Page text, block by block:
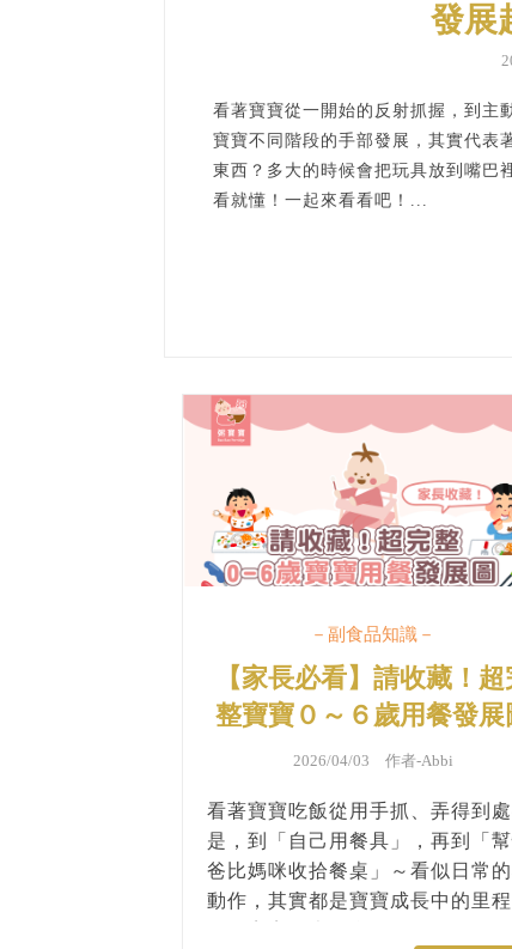
發展
看著寶寶從一開始的反射抓握，到主
寶寶不同階段的手部發展，其實代表
東西？多大的時候會把玩具放到嘴巴
看就懂！一起來看看吧！...
－副食品知識－
【家長必看】請收藏！超
整寶寶０～６歲用餐發展
2026/04/03 作者-Abbi
看著寶寶吃飯從用手抓、弄得到
是，到「自己用餐具」，再到「
爸比媽咪收拾餐桌」～看似日常
動作，其實都是寶寶成長中的里程